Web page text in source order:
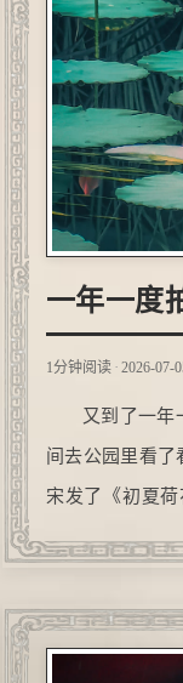
一年一度
1分钟阅读 · 2026-07-
又到了一年
间去公园里看了
宋发了《初夏
面盛开了。上午
是回来，在河上
年固定的拍摄项